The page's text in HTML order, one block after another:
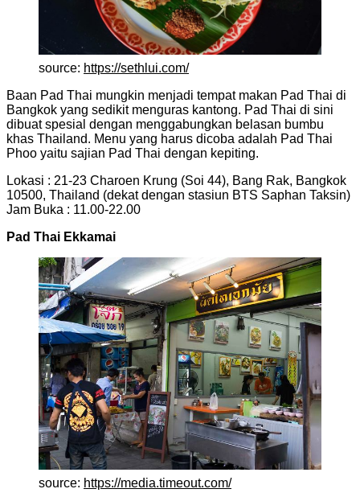
source: https://sethlui.com/
Baan Pad Thai mungkin menjadi tempat makan Pad Thai di
Bangkok yang sedikit menguras kantong. Pad Thai di sini
dibuat spesial dengan menggabungkan belasan bumbu
khas Thailand. Menu yang harus dicoba adalah Pad Thai
Phoo yaitu sajian Pad Thai dengan kepiting.
Lokasi : 21-23 Charoen Krung (Soi 44), Bang Rak, Bangkok
10500, Thailand (dekat dengan stasiun BTS Saphan Taksin)
Jam Buka : 11.00-22.00
Pad Thai Ekkamai
source: https://media.timeout.com/